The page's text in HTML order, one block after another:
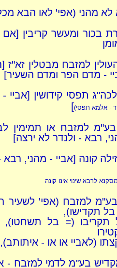
לא מהני (אפי' לאו הבא
בכור ומעשר קריבין
למזבח מבטלין
- מדם הפר ומדם השעיר]
תפסי קידושין
- אלמא תפסי)]
למזבח או תמימין
רבא - ולנדר לא ירצה]
קונה [אביי - מהני, רבא
לרבא שינוי אינו קונה
למזבח (אפי' לשעיר
תקדישו),
תקריבו (= בל תשחטו),
(לאביי או או -
בע"מ לדמי למזבח -